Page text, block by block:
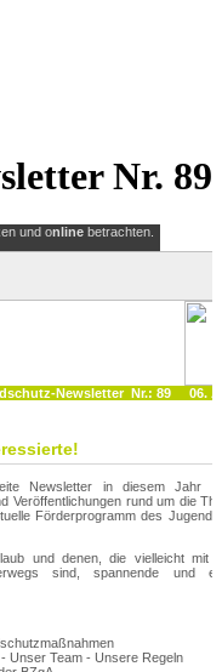
Nr. 89